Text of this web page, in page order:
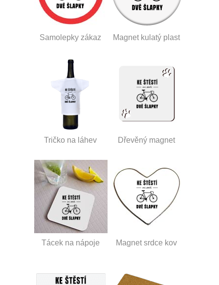
Samolepky zákaz Magnet kulatý plast
Tričko na láhev Dřevěný magnet
Tácek na nápoje Magnet srdce kov